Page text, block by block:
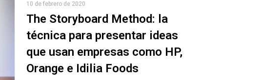
10 de febrero de 2020
The Storyboard Method: la
técnica para presentar ideas
que usan empresas como HP,
Orange e Idilia Foods